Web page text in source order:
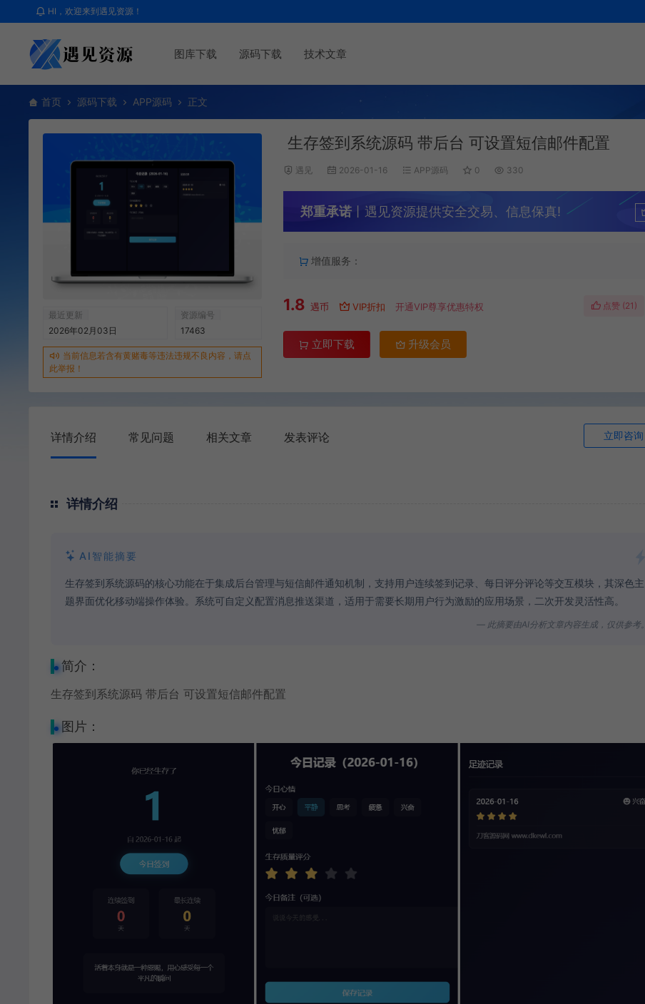
HI，欢迎来到遇见资源！
图库下载 源码下载 技术文章
首页 源码下载 APP源码 正文
最近更新
2026年02月03日
资源编号
17463
当前信息若含有黄赌毒等违法违规不良内容，请点
此举报！
生存签到系统源码 带后台 可设置短信邮件配置
遇见 2026-01-16 APP源码 0 330
郑重承诺 丨遇见资源提供安全交易、信息保真!
增值服务：
1.8 遇币 VIP折扣 开通VIP尊享优惠特权 点赞 (21 )
立即下载 升级会员
详情介绍 常见问题 相关文章 发表评论 立即咨询
详情介绍
AI智能摘要
生存签到系统源码的核心功能在于集成后台管理与短信邮件通知机制，支持用户连续签到记录、每日评分评论等交互模块，其深色主
题界面优化移动端操作体验。系统可自定义配置消息推送渠道，适用于需要长期用户行为激励的应用场景，二次开发灵活性高。
— 此摘要由AI分析文章内容生成，仅供参考。
简介：
生存签到系统源码 带后台 可设置短信邮件配置
图片：